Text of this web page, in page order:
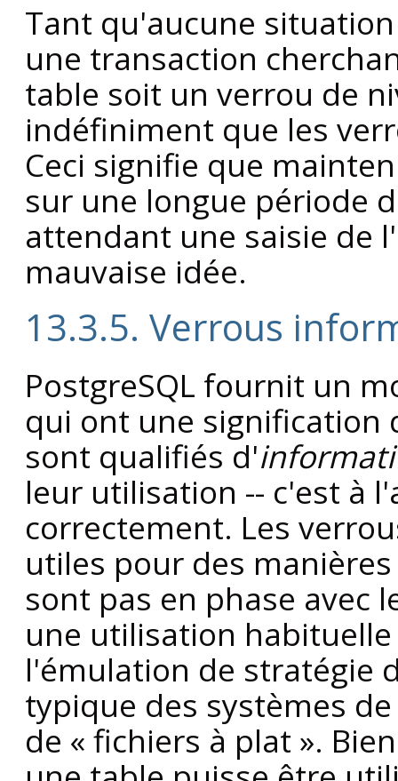
Tant qu'aucune
une transaction
table soit un verrou de
indéfiniment que les
Ceci signifie que
sur une longue période
attendant une saisie de
mauvaise idée.
13.3.5. Verrous
PostgreSQL fournit un
qui ont une signification
sont qualifiés d'
leur utilisation -- c'est à
correctement. Les
utiles pour des
sont pas en phase avec
une utilisation
l'émulation de stratégie
typique des systèmes
de « fichiers à plat ».